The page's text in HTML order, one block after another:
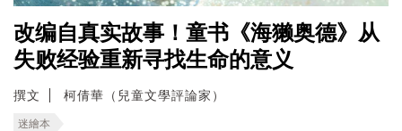
改编自真实故事！童书《海獭奥德》从
失败经验重新寻找生命的意义
撰文 柯倩華（兒童文學評論家）
迷繪本